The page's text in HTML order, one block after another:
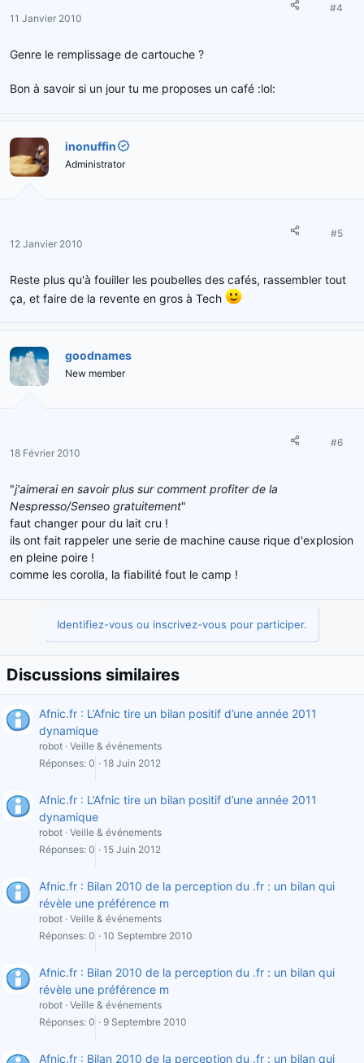
11 Janvier 2010
#4
Genre le remplissage de cartouche ?
Bon à savoir si un jour tu me proposes un café :lol:
inonuffin
Administrator
12 Janvier 2010
#5
Reste plus qu'à fouiller les poubelles des cafés, rassembler tout
ça, et faire de la revente en gros à Tech
goodnames
New member
18 Février 2010
#6
"j'aimerai en savoir plus sur comment profiter de la
Nespresso/Senseo gratuitement"
faut changer pour du lait cru !
ils ont fait rappeler une serie de machine cause rique d'explosion
en pleine poire !
comme les corolla, la fiabilité fout le camp !
Identifiez-vous ou inscrivez-vous pour participer.
Discussions similaires
Afnic.fr : L’Afnic tire un bilan positif d’une année 2011
dynamique
robot Veille & événements
Réponses 0 18 Juin 2012
Afnic.fr : L’Afnic tire un bilan positif d’une année 2011
dynamique
robot Veille & événements
Réponses 0 15 Juin 2012
Afnic.fr : Bilan 2010 de la perception du .fr : un bilan qui
révèle une préférence m
robot Veille & événements
Réponses 0 10 Septembre 2010
Afnic.fr : Bilan 2010 de la perception du .fr : un bilan qui
révèle une préférence m
robot Veille & événements
Réponses 0 9 Septembre 2010
Afnic.fr : Bilan 2010 de la perception du .fr : un bilan qui